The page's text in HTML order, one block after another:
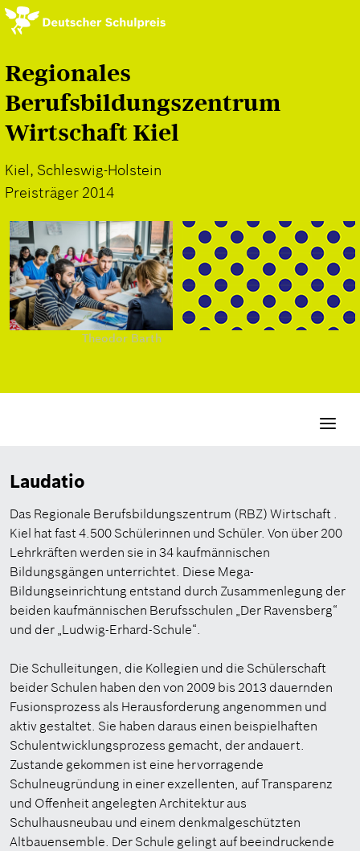
Direkt
zum
Regionales
Berufsbildungszentrum
Wirtschaft Kiel
Kiel, Schleswig-Holstein
Preisträger 2014
Theodor Barth
Laudatio
Das Regionale Berufsbildungszentrum (RBZ) Wirtschaft .
Kiel hat fast 4.500 Schülerinnen und Schüler. Von über 200
Lehrkräften werden sie in 34 kaufmännischen
Bildungsgängen unterrichtet. Diese Mega-
Bildungseinrichtung entstand durch Zusammenlegung der
beiden kaufmännischen Berufsschulen „Der Ravensberg“
und der „Ludwig-Erhard-Schule“.
Die Schulleitungen, die Kollegien und die Schülerschaft
beider Schulen haben den von 2009 bis 2013 dauernden
Fusionsprozess als Herausforderung angenommen und
aktiv gestaltet. Sie haben daraus einen beispielhaften
Schulentwicklungsprozess gemacht, der andauert.
Zustande gekommen ist eine hervorragende
Schulneugründung in einer exzellenten, auf Transparenz
und Offenheit angelegten Architektur aus
Schulhausneubau und einem denkmalgeschützten
Altbauensemble. Der Schule gelingt auf beeindruckende